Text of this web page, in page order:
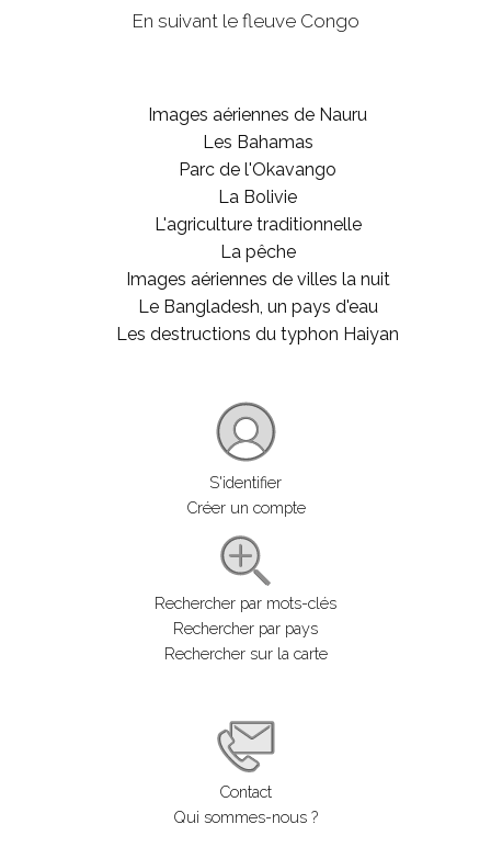
En suivant le fleuve Congo
Images aériennes de Nauru
Les Bahamas
Parc de l'Okavango
La Bolivie
L'agriculture traditionnelle
La pêche
Images aériennes de villes la nuit
Le Bangladesh, un pays d'eau
Les destructions du typhon Haiyan
S'identifier
Créer un compte
Rechercher par mots-clés
Rechercher par pays
Rechercher sur la carte
Contact
Qui sommes-nous ?